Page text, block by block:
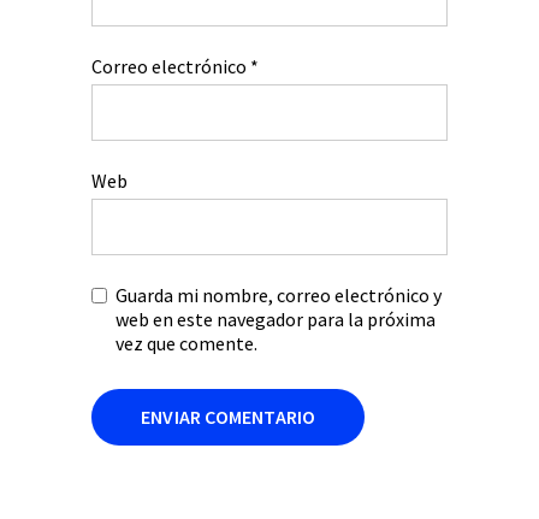
Correo electrónico *
Web
Guarda mi nombre, correo electrónico y
web en este navegador para la próxima
vez que comente.